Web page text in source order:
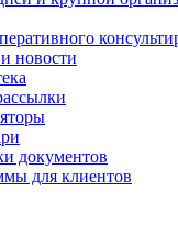
новости
документов
для клиентов